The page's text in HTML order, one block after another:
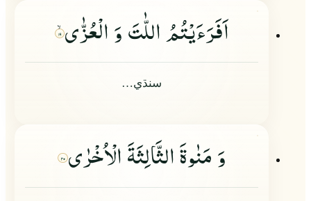
اَفَرَءَیْتُمُ اللّٰتَ وَ الْعُزّٰى ۱۹
سنڌي…
وَ مَنٰوةَ الثَّالِثَةَ الْاُخْرٰى ۲۰